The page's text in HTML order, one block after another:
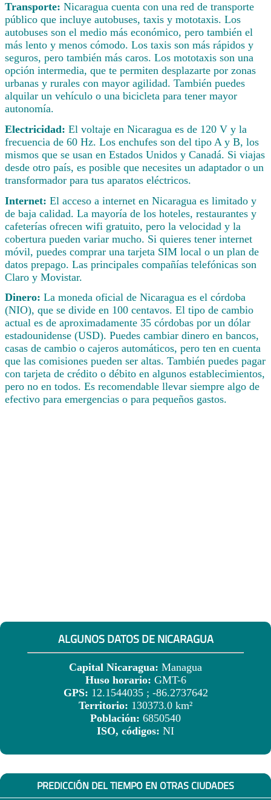
Transporte: Nicaragua cuenta con una red de transporte
público que incluye autobuses, taxis y mototaxis. Los
autobuses son el medio más económico, pero también el
más lento y menos cómodo. Los taxis son más rápidos y
seguros, pero también más caros. Los mototaxis son una
opción intermedia, que te permiten desplazarte por zonas
urbanas y rurales con mayor agilidad. También puedes
alquilar un vehículo o una bicicleta para tener mayor
autonomía.
Electricidad: El voltaje en Nicaragua es de 120 V y la
frecuencia de 60 Hz. Los enchufes son del tipo A y B, los
mismos que se usan en Estados Unidos y Canadá. Si viajas
desde otro país, es posible que necesites un adaptador o un
transformador para tus aparatos eléctricos.
Internet: El acceso a internet en Nicaragua es limitado y
de baja calidad. La mayoría de los hoteles, restaurantes y
cafeterías ofrecen wifi gratuito, pero la velocidad y la
cobertura pueden variar mucho. Si quieres tener internet
móvil, puedes comprar una tarjeta SIM local o un plan de
datos prepago. Las principales compañías telefónicas son
Claro y Movistar.
Dinero: La moneda oficial de Nicaragua es el córdoba
(NIO), que se divide en 100 centavos. El tipo de cambio
actual es de aproximadamente 35 córdobas por un dólar
estadounidense (USD). Puedes cambiar dinero en bancos,
casas de cambio o cajeros automáticos, pero ten en cuenta
que las comisiones pueden ser altas. También puedes pagar
con tarjeta de crédito o débito en algunos establecimientos,
pero no en todos. Es recomendable llevar siempre algo de
efectivo para emergencias o para pequeños gastos.
ALGUNOS DATOS DE NICARAGUA
Capital Nicaragua: Managua
Huso horario: GMT-6
GPS: 12.1544035 ; -86.2737642
Territorio: 130373.0 km²
Población: 6850540
ISO, códigos: NI
PREDICCIÓN DEL TIEMPO EN OTRAS CIUDADES